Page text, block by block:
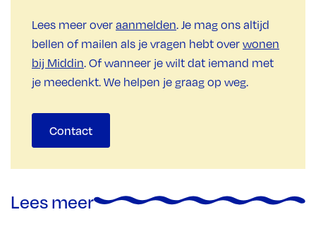
Lees meer over aanmelden. Je mag ons altijd
bellen of mailen als je vragen hebt over wonen
bij Middin. Of wanneer je wilt dat iemand met
je meedenkt. We helpen je graag op weg.
Contact
Lees meer